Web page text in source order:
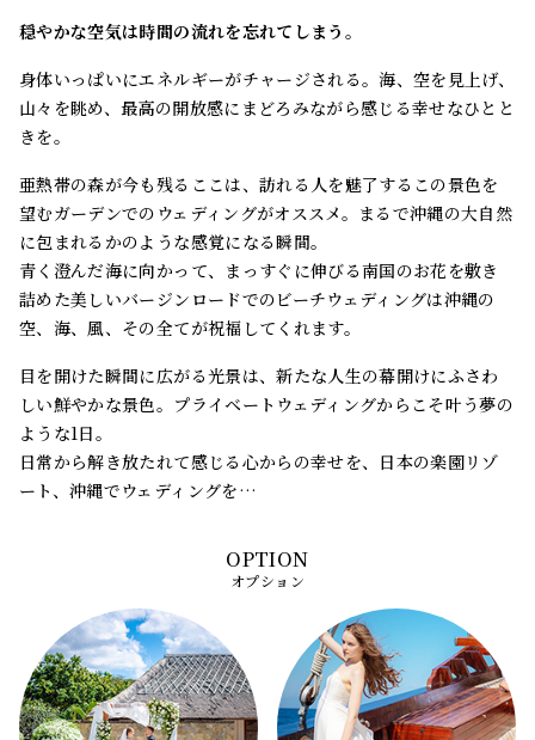
穏やかな空気は時間の流れを忘れてしまう。
身体いっぱいにエネルギーがチャージされる。海、空を見上げ、
山々を眺め、最高の開放感にまどろみながら感じる幸せなひとと
きを。
亜熱帯の森が今も残るここは、訪れる人を魅了するこの景色を
望むガーデンでのウェディングがオススメ。まるで沖縄の大自然
に包まれるかのような感覚になる瞬間。
青く澄んだ海に向かって、まっすぐに伸びる南国のお花を敷き
詰めた美しいバージンロードでのビーチウェディングは沖縄の
空、海、風、その全てが祝福してくれます。
目を開けた瞬間に広がる光景は、新たな人生の幕開けにふさわ
しい鮮やかな景色。プライベートウェディングからこそ叶う夢の
ような1日。
日常から解き放たれて感じる心からの幸せを、日本の楽園リゾ
ート、沖縄でウェディングを…
オプション